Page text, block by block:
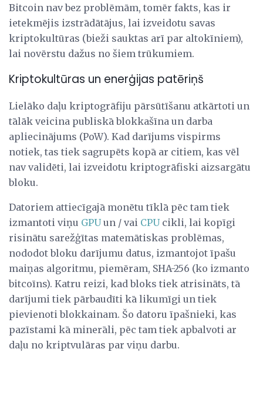
Bitcoin nav bez problēmām, tomēr fakts, kas ir
ietekmējis izstrādātājus, lai izveidotu savas
kriptokultūras (bieži sauktas arī par altokīniem),
lai novērstu dažus no šiem trūkumiem.
Kriptokultūras un enerģijas patēriņš
Lielāko daļu kriptogrāfiju pārsūtīšanu atkārtoti un
tālāk veicina publiskā blokkašīna un darba
apliecinājums (PoW). Kad darījums vispirms
notiek, tas tiek sagrupēts kopā ar citiem, kas vēl
nav validēti, lai izveidotu kriptogrāfiski aizsargātu
bloku.
Datoriem attiecīgajā monētu tīklā pēc tam tiek
izmantoti viņu GPU un / vai CPU cikli, lai kopīgi
risinātu sarežģītas matemātiskas problēmas,
nododot bloku darījumu datus, izmantojot īpašu
maiņas algoritmu, piemēram, SHA-256 (ko izmanto
bitcoīns). Katru reizi, kad bloks tiek atrisināts, tā
darījumi tiek pārbaudīti kā likumīgi un tiek
pievienoti blokkainam. Šo datoru īpašnieki, kas
pazīstami kā minerāli, pēc tam tiek apbalvoti ar
daļu no kriptvulāras par viņu darbu.